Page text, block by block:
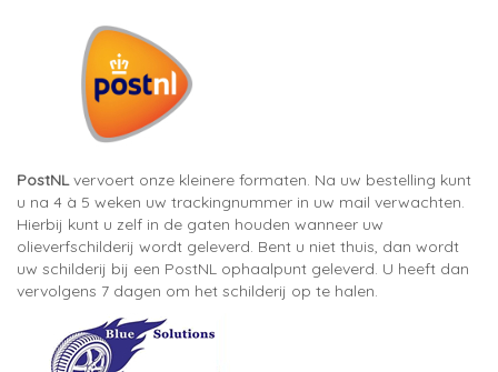
PostNLvervoert onze kleinere formaten. Na uw bestelling kunt
u na 4 à 5 weken uw trackingnummer in uw mail verwachten.
Hierbij kunt u zelf in de gaten houden wanneer uw
olieverfschilderij wordt geleverd. Bent u niet thuis, dan wordt
uw schilderij bij een PostNL ophaalpunt geleverd. U heeft dan
vervolgens 7 dagen om het schilderij op te halen.